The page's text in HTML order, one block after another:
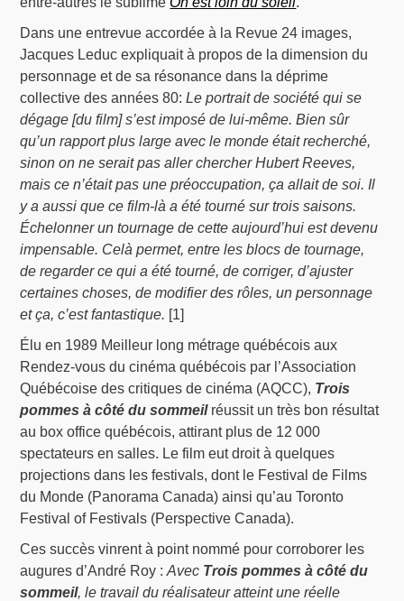
Dans une entrevue accordée à la Revue 24 images,
Jacques Leduc expliquait à propos de la dimension du
personnage et de sa résonance dans la déprime
collective des années 80:Le portrait de société qui se
dégage [du film] s’est imposé de lui-même. Bien sûr
qu’un rapport plus large avec le monde était recherché,
sinon on ne serait pas aller chercher Hubert Reeves,
mais ce n’était pas une préoccupation, ça allait de soi. Il
y a aussi que ce film-là a été tourné sur trois saisons.
Échelonner un tournage de cette aujourd’hui est devenu
impensable. Celà permet, entre les blocs de tournage,
de regarder ce qui a été tourné, de corriger, d’ajuster
certaines choses, de modifier des rôles, un personnage
et ça, c’est fantastique. [1]
Élu en 1989 Meilleur long métrage québécois aux
Rendez-vous du cinéma québécois par l’Association
Québécoise des critiques de cinéma (AQCC), Trois
pommes à côté du sommeilréussit un très bon résultat
au box office québécois, attirant plus de 12 000
spectateurs en salles. Le film eut droit à quelques
projections dans les festivals, dont le Festival de Films
du Monde (Panorama Canada) ainsi qu’au Toronto
Festival of Festivals (Perspective Canada).
Ces succès vinrent à point nommé pour corroborer les
augures d’André Roy :Avec Trois pommes à côté du
sommeil, le travail du réalisateur atteint une réelle